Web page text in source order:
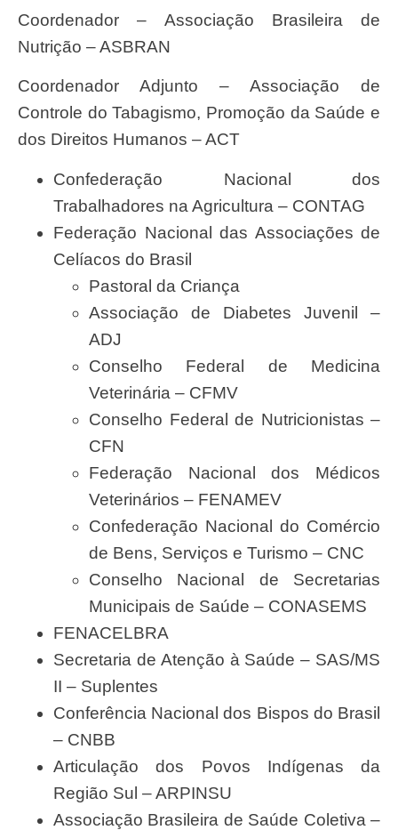
Coordenador – Associação Brasileira de
Nutrição – ASBRAN
Coordenador Adjunto – Associação de
Controle do Tabagismo, Promoção da Saúde e
dos Direitos Humanos – ACT
Confederação Nacional dos
Trabalhadores na Agricultura – CONTAG
Federação Nacional das Associações de
Celíacos do Brasil
Pastoral da Criança
Associação de Diabetes Juvenil –
ADJ
Conselho Federal de Medicina
Veterinária – CFMV
Conselho Federal de Nutricionistas –
CFN
Federação Nacional dos Médicos
Veterinários – FENAMEV
Confederação Nacional do Comércio
de Bens, Serviços e Turismo – CNC
Conselho Nacional de Secretarias
Municipais de Saúde – CONASEMS
FENACELBRA
Secretaria de Atenção à Saúde – SAS/MS
II – Suplentes
Conferência Nacional dos Bispos do Brasil
– CNBB
Articulação dos Povos Indígenas da
Região Sul – ARPINSU
Associação Brasileira de Saúde Coletiva –